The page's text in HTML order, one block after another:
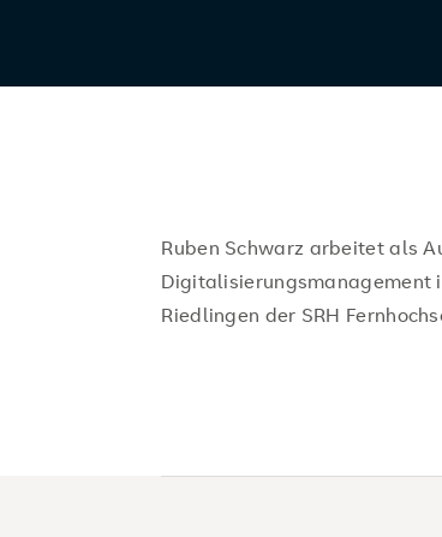
Ruben Schwarz arbeitet als
Digitalisierungsmanagement
Riedlingen der SRH